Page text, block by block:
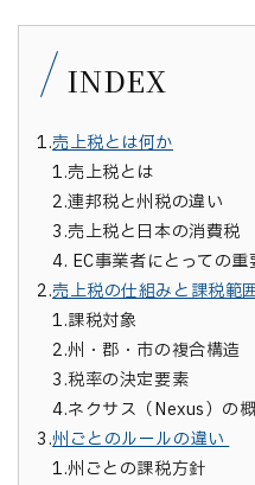
INDEX
1.売上税とは何か
1.売上税とは
2.連邦税と州税の違い
3.売上税と日本の消費税
4. EC事業者にとっての重
2.売上税の仕組みと課税範
1.課税対象
2.州・郡・市の複合構造
3.税率の決定要素
4.ネクサス（Nexus）の
3.州ごとのルールの違い
1.州ごとの課税方針